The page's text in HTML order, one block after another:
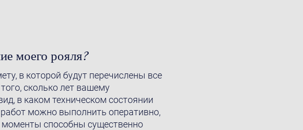
моего рояля?
в которой будут перечислены все
сколько лет вашему
в каком техническом состоянии
можно выполнить оперативно,
моменты способны существенно